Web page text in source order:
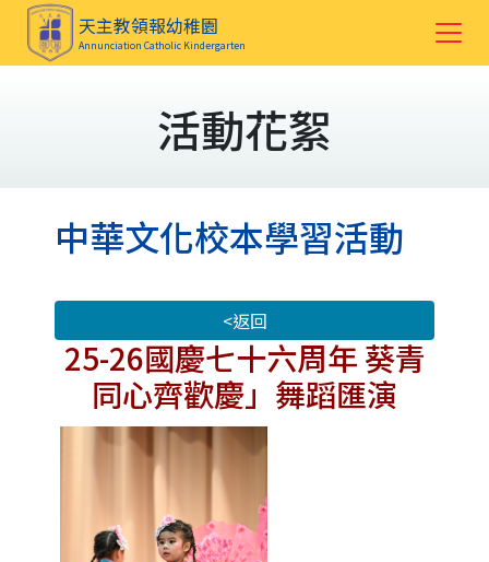
天主教領報幼稚園
Annunciation Catholic Kindergarten
活動花絮
中華文化校本學習活動
<返回
25-26國慶七十六周年 葵青
同心齊歡慶」舞蹈匯演